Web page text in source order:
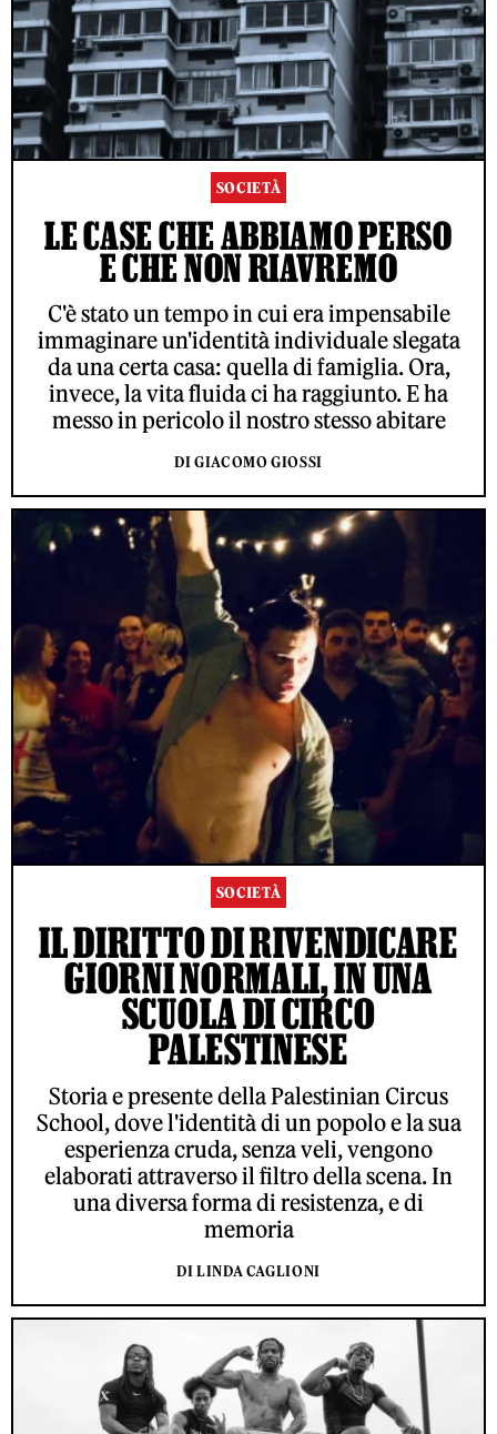
SOCIETÀ
LE CASE CHE ABBIAMO PERSO
E CHE NON RIAVREMO
C'è stato un tempo in cui era impensabile
immaginare un'identità individuale slegata
da una certa casa: quella di famiglia. Ora,
invece, la vita fluida ci ha raggiunto. E ha
messo in pericolo il nostro stesso abitare
DI GIACOMO GIOSSI
SOCIETÀ
IL DIRITTO DI RIVENDICARE
GIORNI NORMALI, IN UNA
SCUOLA DI CIRCO
PALESTINESE
Storia e presente della Palestinian Circus
School, dove l'identità di un popolo e la sua
esperienza cruda, senza veli, vengono
elaborati attraverso il filtro della scena. In
una diversa forma di resistenza, e di
memoria
DI LINDA CAGLIONI